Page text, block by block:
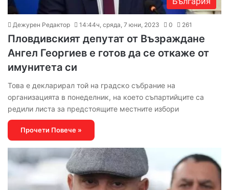
Дежурен Редактор 14:44ч, сряда, 7 юни, 2023 0 261
Пловдивският депутат от Възраждане
Ангел Георгиев е готов да се откаже от
имунитета си
Това е декларирал той на градско събрание на
организацията в понеделник, на което съпартийците са
редили листа за предстоящите местните избори
Прочети Повече »